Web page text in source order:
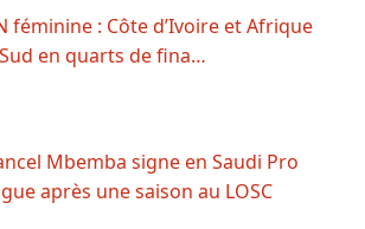
féminine : Côte d’Ivoire et Afrique
en quarts de fina…
Mbemba signe en Saudi Pro
après une saison au LOSC